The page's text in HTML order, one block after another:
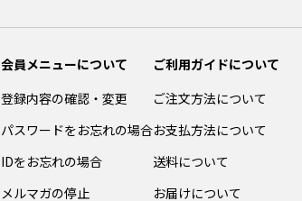
会員メニューについて
登録内容の確認・変更
パスワードをお忘れの場合
IDをお忘れの場合
メルマガの停止
ご利用ガイドについて
ご注文方法について
お支払方法について
送料について
お届けについて